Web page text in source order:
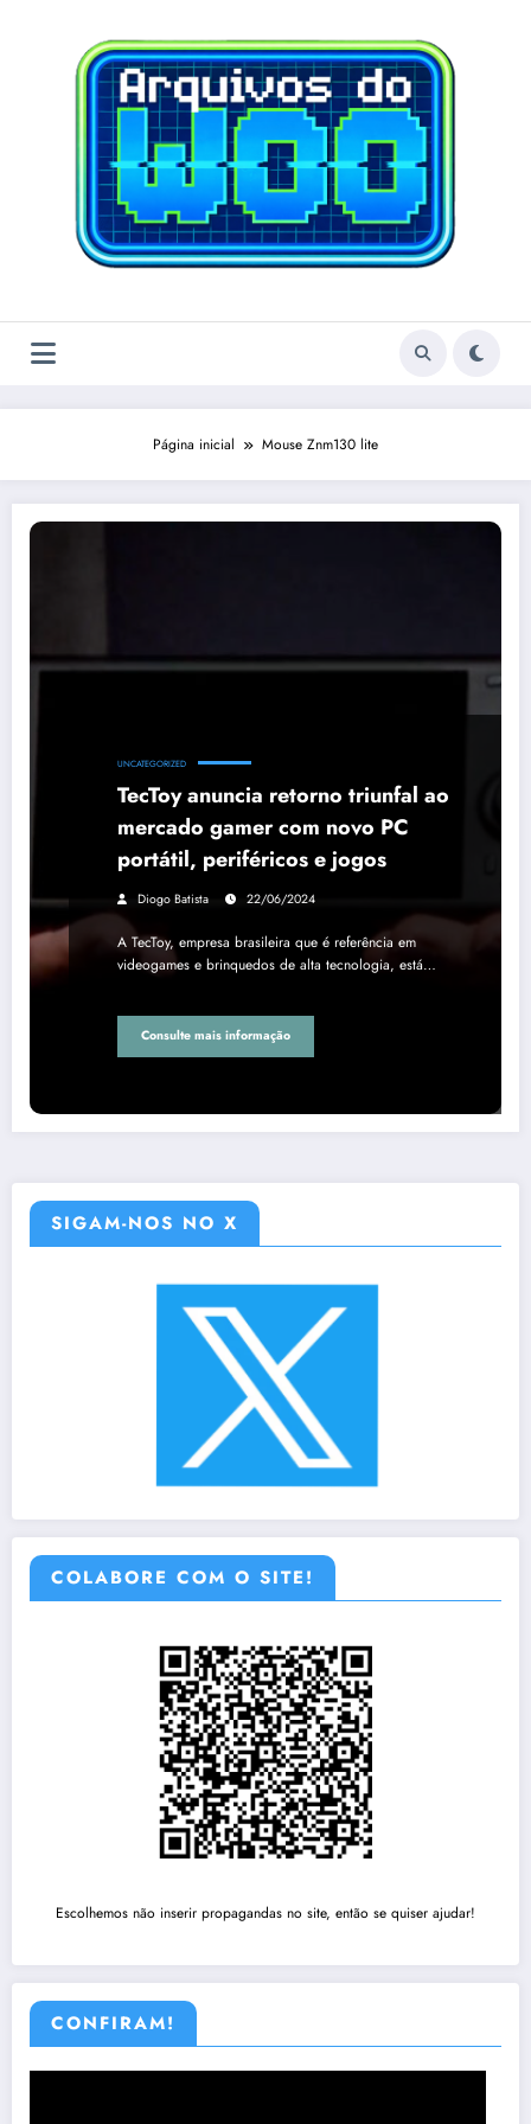
Página inicial Mouse Znm130 lite
UNCATEGORIZED
TecToy anuncia retorno triunfal ao
mercado gamer com novo PC
portátil, periféricos e jogos
Diogo Batista 22/06/2024
A TecToy, empresa brasileira que é referência em
videogames e brinquedos de alta tecnologia, está…
Consulte mais informação
SIGAM-NOS NO X
COLABORE COM O SITE!
Escolhemos não inserir propagandas no site, então se quiser ajudar!
CONFIRAM!